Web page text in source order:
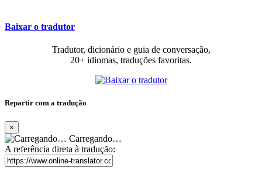
Baixar o tradutor
Tradutor, dicionário e guia de conversação,
20+ idiomas, traduções favoritas.
Repartir com a tradução
×
Carregando…
A referência direta à tradução: